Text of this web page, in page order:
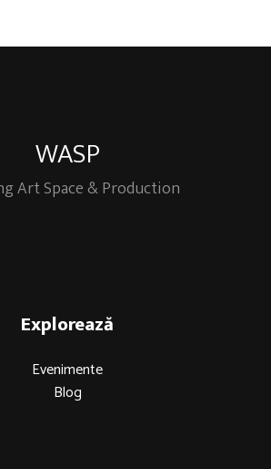
WASP
Art Space & Production
Explorează
Evenimente
Blog